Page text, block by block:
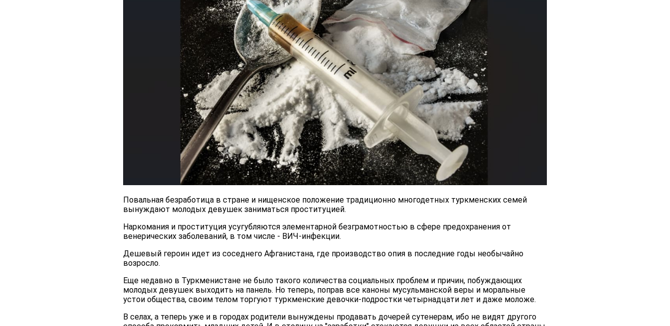
Повальная безработица в стране и нищенское положение традиционно многодетных туркменских семей
вынуждают молодых девушек заниматься проституцией.
Наркомания и проституция усугубляются элементарной безграмотностью в сфере предохранения от
венерических заболеваний, в том числе - ВИЧ-инфекции.
Дешевый героин идет из соседнего Афганистана, где производство опия в последние годы необычайно
возросло.
Еще недавно в Туркменистане не было такого количества социальных проблем и причин, побуждающих
молодых девушек выходить на панель. Но теперь, поправ все каноны мусульманской веры и моральные
устои общества, своим телом торгуют туркменские девочки-подростки четырнадцати лет и даже моложе.
В селах, а теперь уже и в городах родители вынуждены продавать дочерей сутенерам, ибо не видят другого